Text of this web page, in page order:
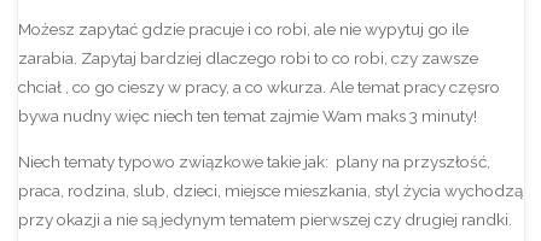
Możesz zapytać gdzie pracuje i co robi, ale nie wypytuj go ile
zarabia. Zapytaj bardziej dlaczego robi to co robi, czy zawsze
chciał , co go cieszy w pracy, a co wkurza. Ale temat pracy częsro
bywa nudny więc niech ten temat zajmie Wam maks 3 minuty!
Niech tematy typowo związkowe takie jak: plany na przyszłość,
praca, rodzina, slub, dzieci, miejsce mieszkania, styl życia wychodzą
przy okazji a nie są jedynym tematem pierwszej czy drugiej randki.